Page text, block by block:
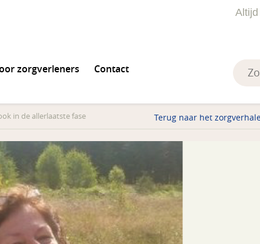
zorgverleners Contact
in de allerlaatste fase Terug naar het